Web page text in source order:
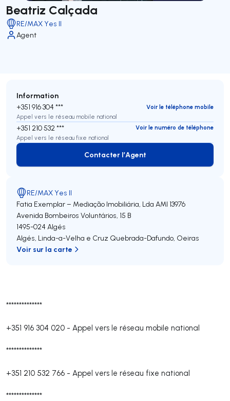
Beatriz Calçada
RE/MAX Yes II
Agent
**************
+351 916 304 020 - Appel vers le réseau mobile national
**************
+351 210 532 766 - Appel vers le réseau fixe national
**************
Information
+351 916 304 ***
Voir le téléphone mobile
Appel vers le réseau mobile national
+351 210 532 ***
Voir le numéro de téléphone
Appel vers le réseau fixe national
Contacter l’Agent
Contacter l’Agent
RE/MAX Yes II
Fatia Exemplar – Mediação Imobiliária, Lda AMI 13976
Avenida Bombeiros Voluntários, 15 B
1495-024 Algés
Algés, Linda-a-Velha e Cruz Quebrada-Dafundo, Oeiras
Voir sur la carte